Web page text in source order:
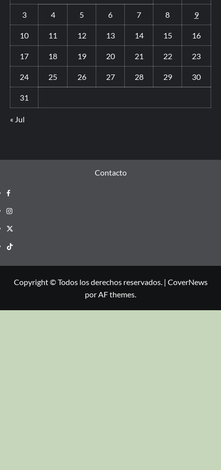
3 4 5 6 7 8 9
10 11 12 13 14 15 16
17 18 19 20 21 22 23
24 25 26 27 28 29 30
31
« Jul
Contacto
Copyright © Todos los derechos reservados. | CoverNews
por AF themes.